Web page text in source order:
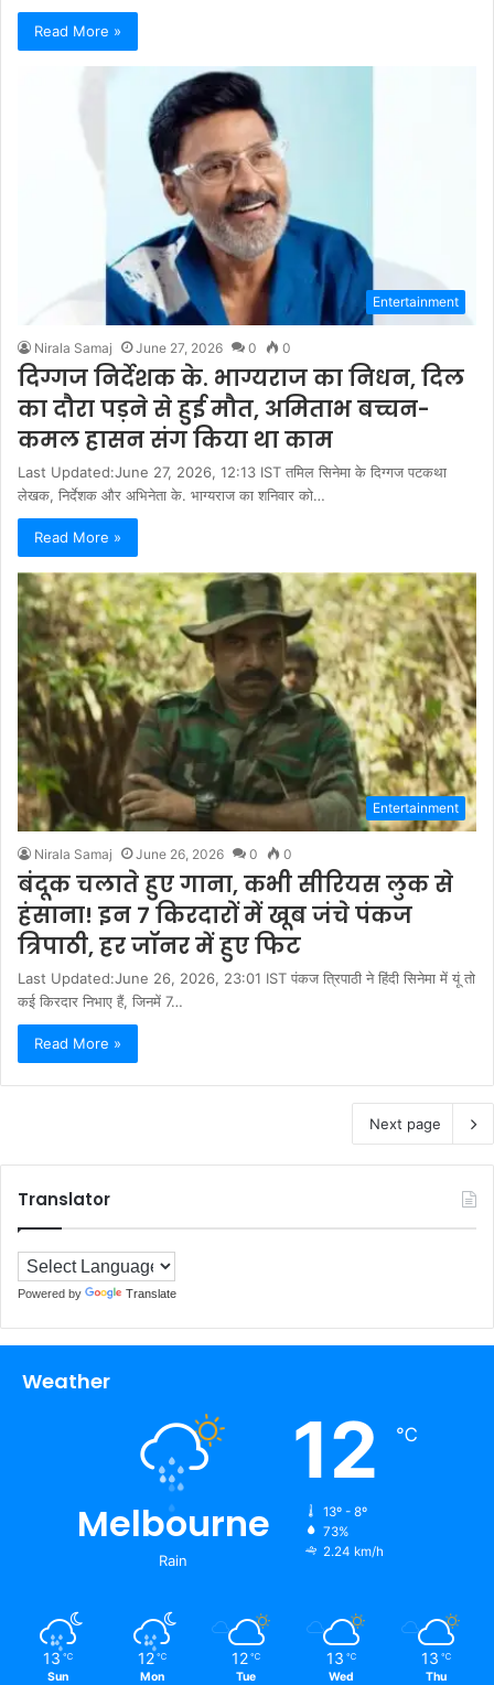
Read More »
Entertainment
Nirala Samaj June 27, 2026 0 0
दिग्गज निर्देशक के. भाग्यराज का निधन, दिल
का दौरा पड़ने से हुई मौत, अमिताभ बच्चन-
कमल हासन संग किया था काम
Last Updated:June 27, 2026, 12:13 IST तमिल सिनेमा के दिग्गज पटकथा
लेखक, निर्देशक और अभिनेता के. भाग्यराज का शनिवार को…
Read More »
Entertainment
Nirala Samaj June 26, 2026 0 0
बंदूक चलाते हुए गाना, कभी सीरियस लुक से
हंसाना! इन 7 किरदारों में खूब जंचे पंकज
त्रिपाठी, हर जॉनर में हुए फिट
Last Updated:June 26, 2026, 23:01 IST पंकज त्रिपाठी ने हिंदी सिनेमा में यूं तो
कई किरदार निभाए हैं, जिनमें 7…
Read More »
Next page
Translator
Powered by Translate
Weather
Melbourne
Rain
12 ℃
13º - 8º
73%
2.24 km/h
13 ℃
Sun
12 ℃
Mon
12 ℃
Tue
13 ℃
Wed
13 ℃
Thu